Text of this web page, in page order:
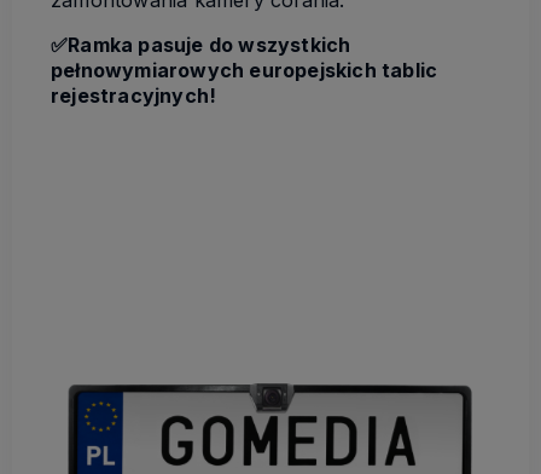
✅Ramka pasuje do wszystkich
pełnowymiarowych europejskich tablic
rejestracyjnych!